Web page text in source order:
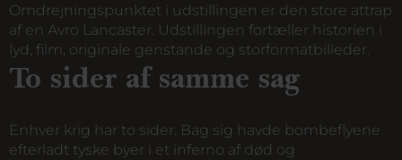
Omdrejningspunktet i udstillingen er den store attrap
af en Avro Lancaster. Udstillingen fortæller historien i
lyd, film, originale genstande og storformatbilleder.
To sider af samme sag
Enhver krig har to sider. Bag sig havde bombeflyene
efterladt tyske byer i et inferno af død og